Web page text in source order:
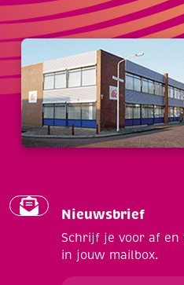
Nieuwsbrief
Schrijf je voor af
in jouw mailbox.